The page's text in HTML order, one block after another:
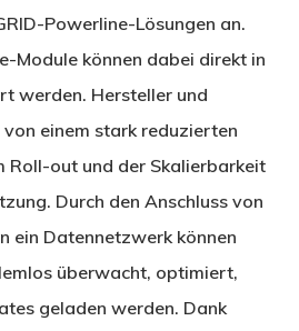
Powerline-Lösungen an.
Module können dabei direkt in
werden. Hersteller und
einem stark reduzierten
Roll-out und der Skalierbarkeit
Durch den Anschluss von
ein Datennetzwerk können
überwacht, optimiert,
geladen werden. Dank